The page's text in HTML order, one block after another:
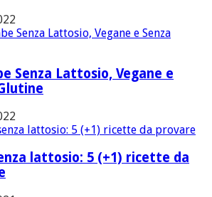
Senza Lattosio, Vegane e
lattosio: 5 (+1) ricette da